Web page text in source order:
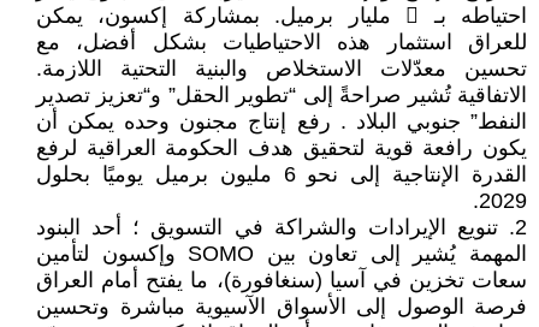
احتياطه بـ 󖑆 مليار برميل. بمشاركة إكسون، يمكن
للعراق استثمار هذه الاحتياطيات بشكل أفضل، مع
تحسين معدّلات الاستخلاص والبنية التحتية اللازمة.
الاتفاقية تُشير صراحةً إلى “تطوير الحقل” و“تعزيز تصدير
النفط” جنوبي البلاد . رفع إنتاج مجنون وحده يمكن أن
يكون رافعة قوية لتحقيق هدف الحكومة العراقية لرفع
القدرة الإنتاجية إلى نحو 6 مليون برميل يوميًا بحلول
2029.
2. تنويع الإيرادات والشراكة في التسويق ؛ أحد البنود
المهمة يُشير إلى تعاون بين SOMO وإكسون لتأمين
سعات تخزين في آسيا (سنغافورة)، ما يفتح أمام العراق
فرصة الوصول إلى الأسواق الآسيوية مباشرة وتحسين